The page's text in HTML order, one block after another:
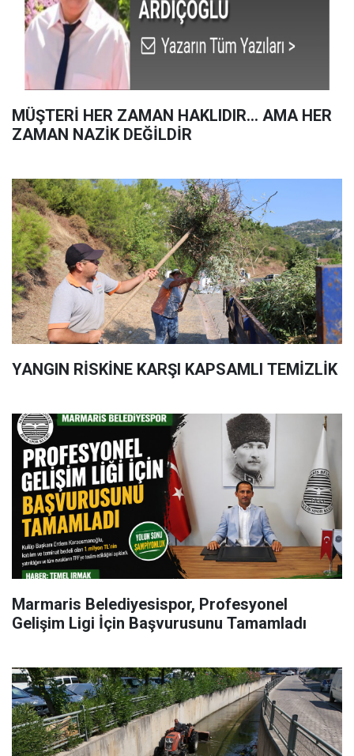
MÜŞTERİ HER ZAMAN HAKLIDIR… AMA HER
ZAMAN NAZİK DEĞİLDİR
YANGIN RİSKİNE KARŞI KAPSAMLI TEMİZLİK
Marmaris Belediyesispor, Profesyonel
Gelişim Ligi İçin Başvurusunu Tamamladı